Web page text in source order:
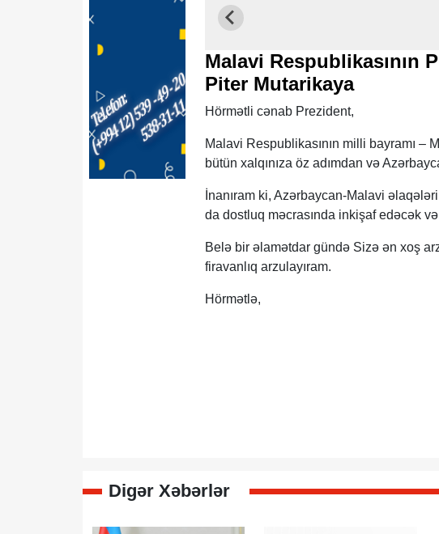
Malavi Respublikasının
Piter Mutarikaya
Hörmətli cənab Prezident,
Malavi Respublikasının milli bayramı
bütün xalqınıza öz adımdan və
İnanıram ki, Azərbaycan-Malavi
da dostluq məcrasında inkişaf edəcək
Belə bir əlamətdar gündə Sizə ən xoş
firavanlıq arzulayıram.
Hörmətlə,
Digər Xəbərlər